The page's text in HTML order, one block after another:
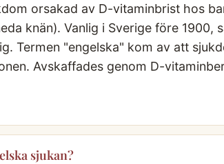
orsakad av D-vitaminbrist hos
knän). Vanlig i Sverige före 1900,
Termen "engelska" kom av att
Avskaffades genom D-
sjukan?